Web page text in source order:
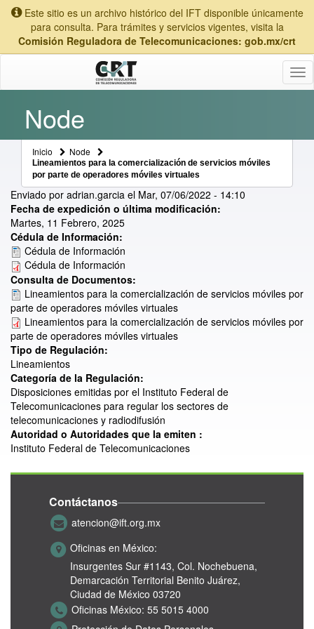
Este sitio es un archivo histórico del IFT disponible únicamente
para consulta. Para trámites y servicios vigentes, visita la
Comisión Reguladora de Telecomunicaciones: gob.mx/crt
Node
Inicio Node
Lineamientos para la comercialización de servicios móviles
por parte de operadores móviles virtuales
Enviado por adrian.garcia el Mar, 07/06/2022 - 14:10
Fecha de expedición o última modificación:
Martes, 11 Febrero, 2025
Cédula de Información:
Cédula de Información
Cédula de Información
Consulta de Documentos:
Lineamientos para la comercialización de servicios móviles por
parte de operadores móviles virtuales
Lineamientos para la comercialización de servicios móviles por
parte de operadores móviles virtuales
Tipo de Regulación:
Lineamientos
Categoría de la Regulación:
Disposiciones emitidas por el Instituto Federal de
Telecomunicaciones para regular los sectores de
telecomunicaciones y radiodifusión
Autoridad o Autoridades que la emiten :
Instituto Federal de Telecomunicaciones
Contáctanos
atencion@ift.org.mx
Oficinas en México:
Insurgentes Sur #1143, Col. Nochebuena,
Demarcación Territorial Benito Juárez,
Ciudad de México 03720
Oficinas México: 55 5015 4000